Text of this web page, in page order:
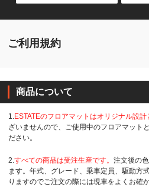
ご利用規約
商品について
1.ESTATEのフロアマットはオリジナル設計
ざいませんので、ご使用中のフロアマット
ださい。
2.すべての商品は受注生産です。 注文後の
ます。年式、グレード、乗車定員、駆動方
りますのでご注文の際には現車をよくお確